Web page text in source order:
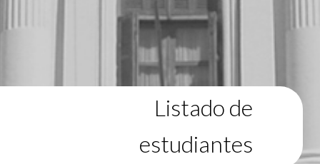
Listado de
estudiantes